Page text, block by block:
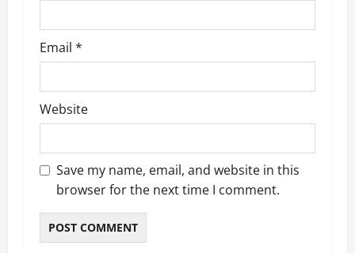
Email *
Website
Save my name, email, and website in this
browser for the next time I comment.